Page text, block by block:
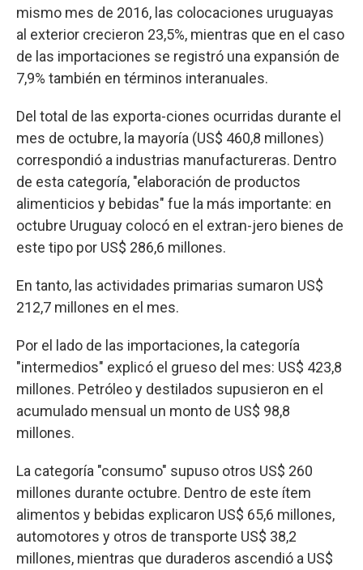
mismo mes de 2016, las colocaciones uruguayas
al exterior crecieron 23,5%, mientras que en el caso
de las importaciones se registró una expansión de
7,9% también en términos interanuales.
Del total de las exporta-ciones ocurridas durante el
mes de octubre, la mayoría (US$ 460,8 millones)
correspondió a industrias manufactureras. Dentro
de esta categoría, "elaboración de productos
alimenticios y bebidas" fue la más importante: en
octubre Uruguay colocó en el extran-jero bienes de
este tipo por US$ 286,6 millones.
En tanto, las actividades primarias sumaron US$
212,7 millones en el mes.
Por el lado de las importaciones, la categoría
"intermedios" explicó el grueso del mes: US$ 423,8
millones. Petróleo y destilados supusieron en el
acumulado mensual un monto de US$ 98,8
millones.
La categoría "consumo" supuso otros US$ 260
millones durante octubre. Dentro de este ítem
alimentos y bebidas explicaron US$ 65,6 millones,
automotores y otros de transporte US$ 38,2
millones, mientras que duraderos ascendió a US$